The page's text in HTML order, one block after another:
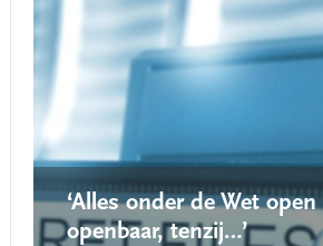
‘Alles onder de Wet open
openbaar, tenzij…’